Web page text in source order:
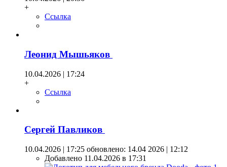
+
Ссылка
Леонид Мышьяков
10.04.2026 | 17:24
+
Ссылка
Сергей Павликов
10.04.2026 | 17:25 обновлено: 14.04 2026 | 12:12
Добавлено 11.04.2026 в 17:31